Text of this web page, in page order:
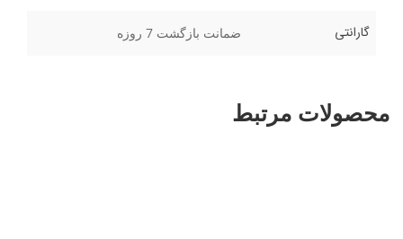
گارانتی ضمانت بازگشت 7 روزه
محصولات مرتبط